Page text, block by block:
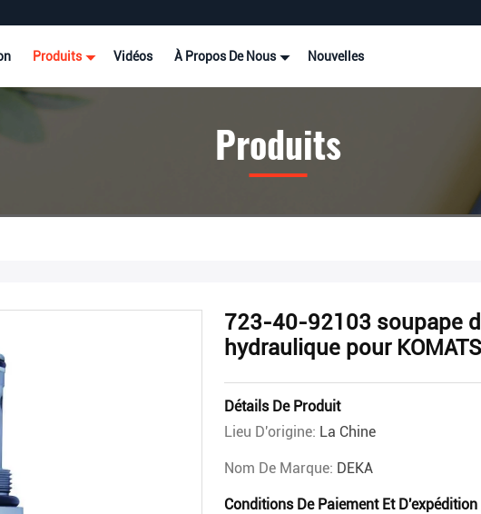
Produits Vidéos À Propos De Nous Nouvelles
Produits
723-40-92103 soupape
hydraulique pour
Détails De Produit
Lieu D'origine: La Chine
Nom De Marque: DEKA
Conditions De Paiement Et D'expédition